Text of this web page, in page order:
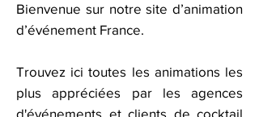
Bienvenue sur notre site d’animation
d’événement France.
Trouvez ici toutes les animations les
plus appréciées par les agences
d'événements et clients de cocktail